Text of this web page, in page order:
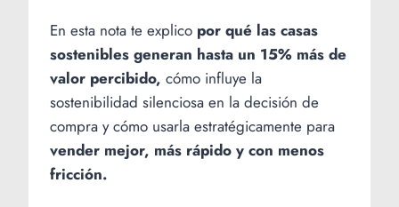
En esta nota te explico por qué las casas
sostenibles generan hasta un 15% más de
valor percibido, cómo influye la
sostenibilidad silenciosa en la decisión de
compra y cómo usarla estratégicamente para
vender mejor, más rápido y con menos
fricción.